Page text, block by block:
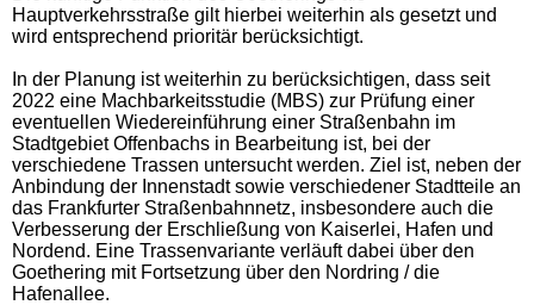
Hauptverkehrsstraße gilt hierbei weiterhin als gesetzt und
wird entsprechend prioritär berücksichtigt.
In der Planung ist weiterhin zu berücksichtigen, dass seit
2022 eine Machbarkeitsstudie (MBS) zur Prüfung einer
eventuellen Wiedereinführung einer Straßenbahn im
Stadtgebiet Offenbachs in Bearbeitung ist, bei der
verschiedene Trassen untersucht werden. Ziel ist, neben der
Anbindung der Innenstadt sowie verschiedener Stadtteile an
das Frankfurter Straßenbahnnetz, insbesondere auch die
Verbesserung der Erschließung von Kaiserlei, Hafen und
Nordend. Eine Trassenvariante verläuft dabei über den
Goethering mit Fortsetzung über den Nordring / die
Hafenallee.